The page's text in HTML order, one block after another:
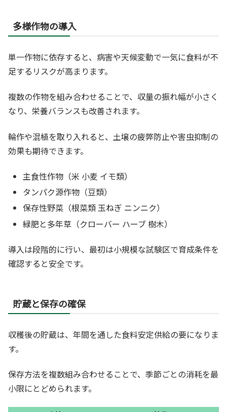
多様作物の導入
単一作物に依存すると、病害や天候変動で一気に食料が不
足するリスクが高まります。
複数の作物を組み合わせることで、収量の振れ幅が小さく
なり、栄養バランスも改善されます。
輪作や混植を取り入れると、土壌の疲弊防止や害虫抑制の
効果も期待できます。
主食性作物（米 小麦 イモ類）
タンパク源作物（豆類）
保存性野菜（根菜類 玉ねぎ ニンニク）
緑肥と多年草（クローバー ハーブ 樹木）
導入は段階的に行い、最初は小規模な試験区で育成条件を
確認すると安全です。
貯蔵と保存の確保
収穫後の貯蔵は、年間を通した食料安定供給の要になりま
す。
保存方法を複数組み合わせることで、季節ごとの消耗を最
小限にとどめられます。